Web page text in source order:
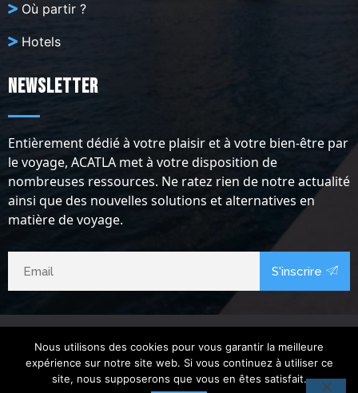
Où partir ?
Hotels
Newsletter
Entièrement dédié à votre plaisir et à votre bien-être par
le voyage, ACATLA met à votre disposition de
nombreuses ressources. Ne ratez rien de notre actualité
ainsi que des nouvelles solutions et alternatives en
matière de voyage.
S'inscrire
Nous utilisons des cookies pour vous garantir la meilleure
expérience sur notre site web. Si vous continuez à utiliser ce
site, nous supposerons que vous en êtes satisfait.